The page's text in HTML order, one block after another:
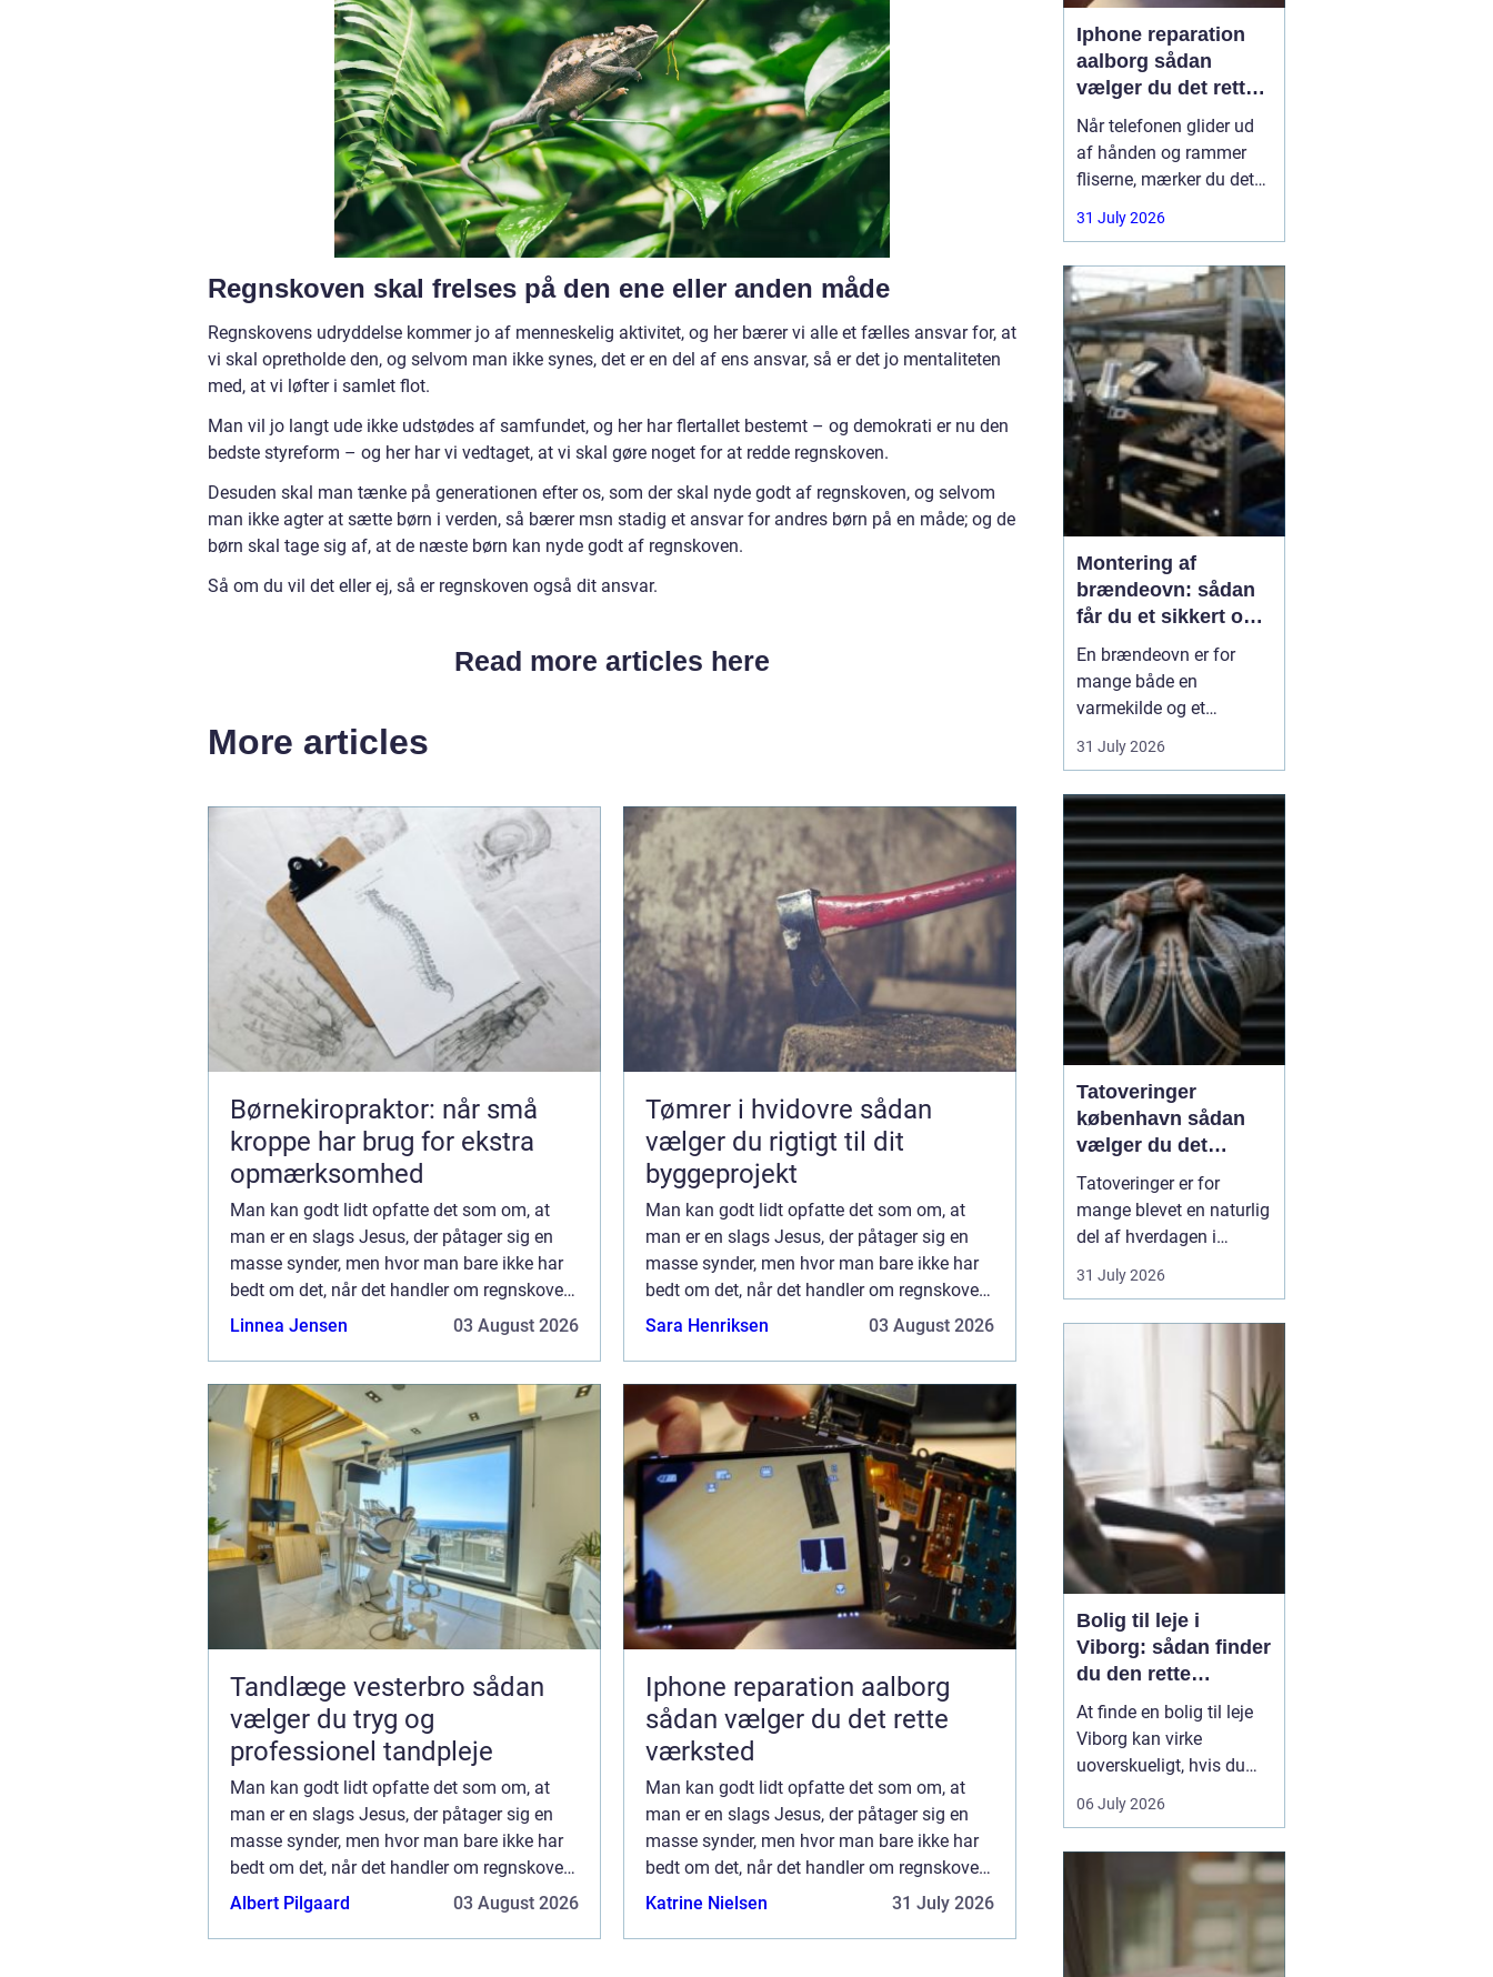
Regnskoven skal frelses på den ene eller anden måde
Regnskovens udryddelse kommer jo af menneskelig aktivitet, og her bærer vi alle et fælles ansvar for, at
vi skal opretholde den, og selvom man ikke synes, det er en del af ens ansvar, så er det jo mentaliteten
med, at vi løfter i samlet flot.
Man vil jo langt ude ikke udstødes af samfundet, og her har flertallet bestemt – og demokrati er nu den
bedste styreform – og her har vi vedtaget, at vi skal gøre noget for at redde regnskoven.
Desuden skal man tænke på generationen efter os, som der skal nyde godt af regnskoven, og selvom
man ikke agter at sætte børn i verden, så bærer msn stadig et ansvar for andres børn på en måde; og de
børn skal tage sig af, at de næste børn kan nyde godt af regnskoven.
Så om du vil det eller ej, så er regnskoven også dit ansvar.
Read more articles here
More articles
Børnekiropraktor: når små
kroppe har brug for ekstra
opmærksomhed
Man kan godt lidt opfatte det som om, at
man er en slags Jesus, der påtager sig en
masse synder, men hvor man bare ikke har
bedt om det, når det handler om regnskoven,
og man hører instanser som
Linnea Jensen 03 August 2026
Tømrer i hvidovre sådan
vælger du rigtigt til dit
byggeprojekt
Man kan godt lidt opfatte det som om, at
man er en slags Jesus, der påtager sig en
masse synder, men hvor man bare ikke har
bedt om det, når det handler om regnskoven,
og man hører instanser som
Sara Henriksen 03 August 2026
Tandlæge vesterbro sådan
vælger du tryg og
professionel tandpleje
Man kan godt lidt opfatte det som om, at
man er en slags Jesus, der påtager sig en
masse synder, men hvor man bare ikke har
bedt om det, når det handler om regnskoven,
og man hører instanser som
Albert Pilgaard 03 August 2026
Iphone reparation aalborg
sådan vælger du det rette
værksted
Man kan godt lidt opfatte det som om, at
man er en slags Jesus, der påtager sig en
masse synder, men hvor man bare ikke har
bedt om det, når det handler om regnskoven,
og man hører instanser som
Katrine Nielsen 31 July 2026
Iphone reparation
aalborg sådan
vælger du det rette
værksted
Når telefonen glider ud
af hånden og rammer
fliserne, mærker du det
med det samme.
Skærmen splintrer, lyden
står af midt på dagen.
For mange i Aalborg er
mobilen helt central i
både arbejde, studie og
hverdag. Derfor
31 July 2026
Montering af
brændeovn: sådan
får du et sikkert og
smukt resultat
En brændeovn er for
mange både en
varmekilde og et
samlingspunkt i
hjemmet. Flammerne
mærkes i hele rummet.
Men montering af
brændeovn er ikke noget,
man bør kaste sig ud i
uden viden og
planl&ae...
31 July 2026
Tatoveringer
københavn sådan
vælger du det
rigtige studie
Tatoveringer er for
mange blevet en naturlig
del af hverdagen i
København. Byen er fyldt
med dygtige artister,
spænder vidt. Når man
31 July 2026
Bolig til leje i
Viborg: sådan finder
du den rette
lejlighed
At finde en bolig til leje
Viborg kan virke
uoverskueligt, hvis du
ikke kender byen eller det
lokale boligmarked. Der
priserne varierer, og
områderne har hver
deres særpræg. Med en
klar plan, lidt viden om
06 July 2026